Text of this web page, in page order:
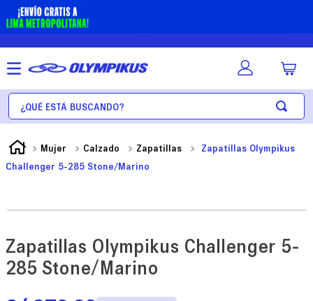
¿Qué está buscando?
Mujer Calzado Zapatillas
Zapatillas Olympikus
Challenger 5-285 Stone/Marino
Zapatillas Olympikus Challenger 5-
285 Stone/Marino